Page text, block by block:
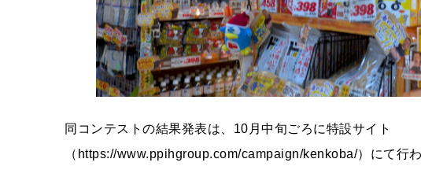
同コンテストの結果発表は、10月中旬ごろに特設サイト
（https://www.ppihgroup.com/campaign/kenkoba/）にて行